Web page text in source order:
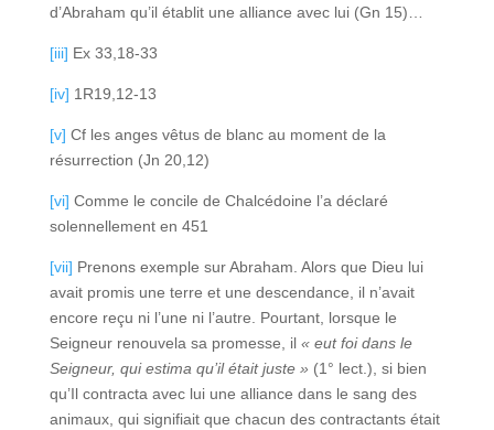
d’Abraham qu’il établit une alliance avec lui (Gn 15)…
[iii] Ex 33,18-33
[iv] 1R19,12-13
[v] Cf les anges vêtus de blanc au moment de la
résurrection (Jn 20,12)
[vi] Comme le concile de Chalcédoine l’a déclaré
solennellement en 451
[vii] Prenons exemple sur Abraham. Alors que Dieu lui
avait promis une terre et une descendance, il n’avait
encore reçu ni l’une ni l’autre. Pourtant, lorsque le
Seigneur renouvela sa promesse, il « eut foi dans le
Seigneur, qui estima qu’il était juste » (1° lect.), si bien
qu’Il contracta avec lui une alliance dans le sang des
animaux, qui signifiait que chacun des contractants était